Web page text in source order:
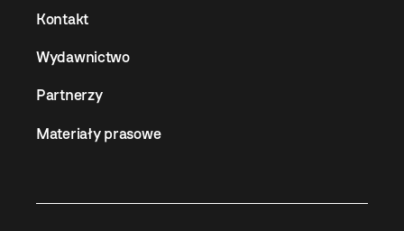
Kontakt
Wydawnictwo
Partnerzy
Materiały prasowe